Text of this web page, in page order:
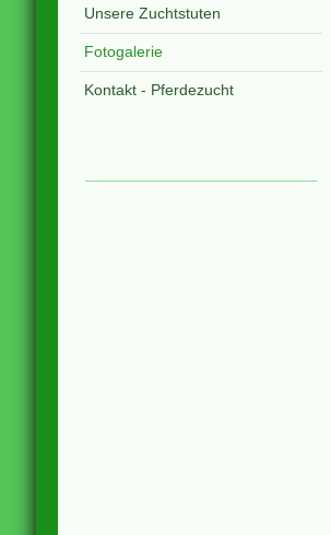
Unsere Zuchtstuten
Fotogalerie
Kontakt - Pferdezucht